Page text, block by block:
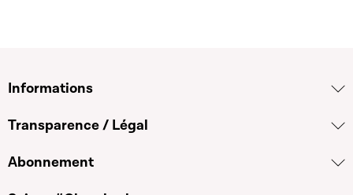
Informations
Transparence / Légal
Abonnement